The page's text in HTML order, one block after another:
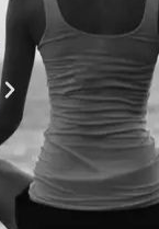
As
uma